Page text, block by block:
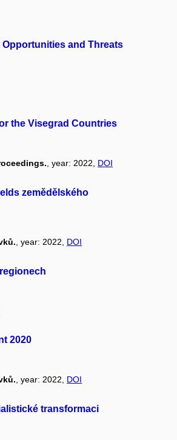
and Threats
the Visegrad Countries
, year: 2022, DOI
zemědělského
, year: 2022, DOI
2020
, year: 2022, DOI
transformaci